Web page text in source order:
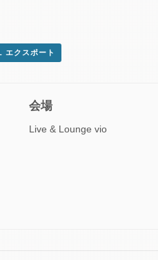
エクスポート
会場
Live & Lounge vio